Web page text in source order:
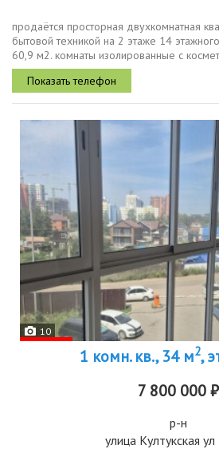
продаётся просторная двухкомнатная
бытовой техникой на 2 этаже 14
60,9 м2. комнаты изолированные с
жилая площадь 30,8 м2. высокие потолки
санузел...
10
1 комн. кв., 34 м2,
7 800 000 ₽
р-н
улица Култукская